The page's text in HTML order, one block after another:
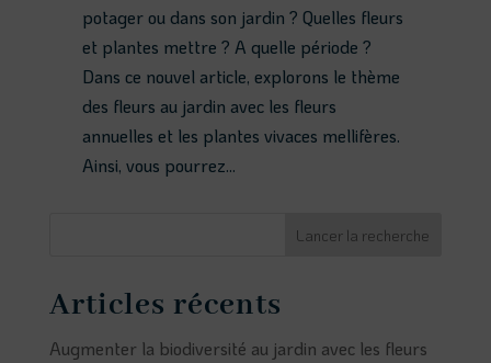
potager ou dans son jardin ? Quelles fleurs
et plantes mettre ? A quelle période ?
Dans ce nouvel article, explorons le thème
des fleurs au jardin avec les fleurs
annuelles et les plantes vivaces mellifères.
Ainsi, vous pourrez...
Lancer la recherche
Articles récents
Augmenter la biodiversité au jardin avec les fleurs